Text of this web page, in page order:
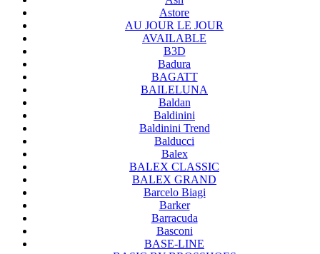
Astore
AU JOUR LE JOUR
AVAILABLE
B3D
Badura
BAGATT
BAILELUNA
Baldan
Baldinini
Baldinini Trend
Balducci
Balex
BALEX CLASSIC
BALEX GRAND
Barcelo Biagi
Barker
Barracuda
Basconi
BASE-LINE